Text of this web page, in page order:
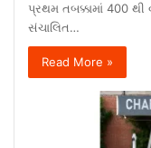
પ્રથમ તબક્કામાં 400 થી
સંચાલિત…
Read More »